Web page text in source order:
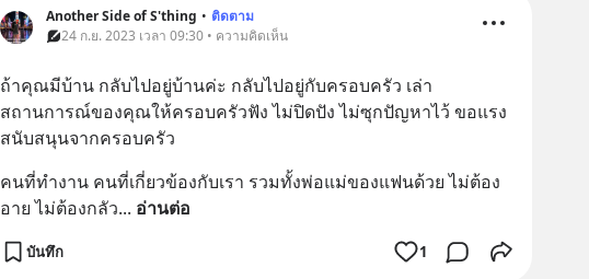
Another Side of S'thing • ติดตาม
24 ก.ย. 2023 เวลา 09:30 • ความคิดเห็น
ถ้าคุณมีบ้าน กลับไปอยู่บ้านค่ะ กลับไปอยู่กับครอบครัว เล่า
สถานการณ์ของคุณให้ครอบครัวฟัง ไม่ปิดปัง ไม่ซุกปัญหาไว้ ขอแรง
สนับสนุนจากครอบครัว
คนที่ทำงาน คนที่เกี่ยวข้องกับเรา รวมทั้งพ่อแม่ของแฟนด้วย ไม่ต้อง
อาย ไม่ต้องกลัว... อ่านต่อ
บันทึก 1